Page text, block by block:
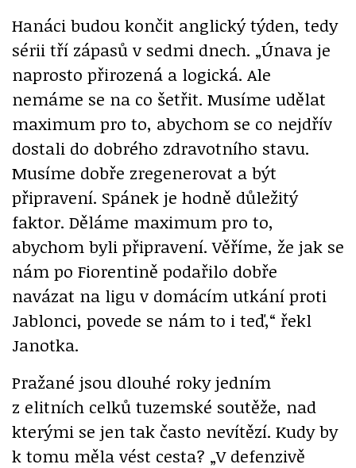
Hanáci budou končit anglický týden, tedy
sérii tří zápasů v sedmi dnech. „Únava je
naprosto přirozená a logická. Ale
nemáme se na co šetřit. Musíme udělat
maximum pro to, abychom se co nejdřív
dostali do dobrého zdravotního stavu.
Musíme dobře zregenerovat a být
připravení. Spánek je hodně důležitý
faktor. Děláme maximum pro to,
abychom byli připravení. Věříme, že jak se
nám po Fiorentině podařilo dobře
navázat na ligu v domácím utkání proti
Jablonci, povede se nám to i teď,“ řekl
Janotka.
Pražané jsou dlouhé roky jedním
z elitních celků tuzemské soutěže, nad
kterými se jen tak často nevítězí. Kudy by
k tomu měla vést cesta? „V defenzivě